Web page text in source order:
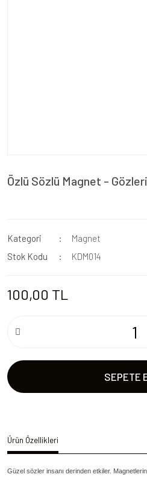
Özlü Sözlü Magnet -
Kategori
Magnet
Stok Kodu
KDM014
100,00 TL
SEPETE
Ürün Özellikleri
Güzel sözler insanı derinden etkiler.